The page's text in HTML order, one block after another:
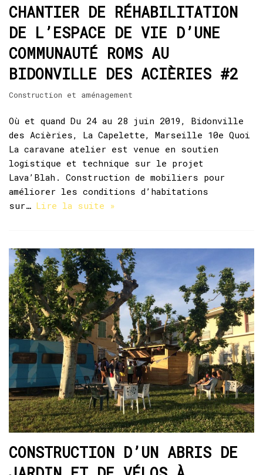
CHANTIER DE RÉHABILITATION
DE L’ESPACE DE VIE D’UNE
COMMUNAUTÉ ROMS AU
BIDONVILLE DES ACIÈRIES #2
Construction et aménagement
Où et quand Du 24 au 28 juin 2019, Bidonville
des Acièries, La Capelette, Marseille 10e Quoi
La caravane atelier est venue en soutien
logistique et technique sur le projet
Lava’Blah. Construction de mobiliers pour
améliorer les conditions d’habitations
sur… Lire la suite »
CONSTRUCTION D’UN ABRIS DE